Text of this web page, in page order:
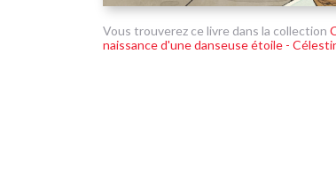
Vous trouverez ce livre dans la collection
naissance d'une danseuse étoile -